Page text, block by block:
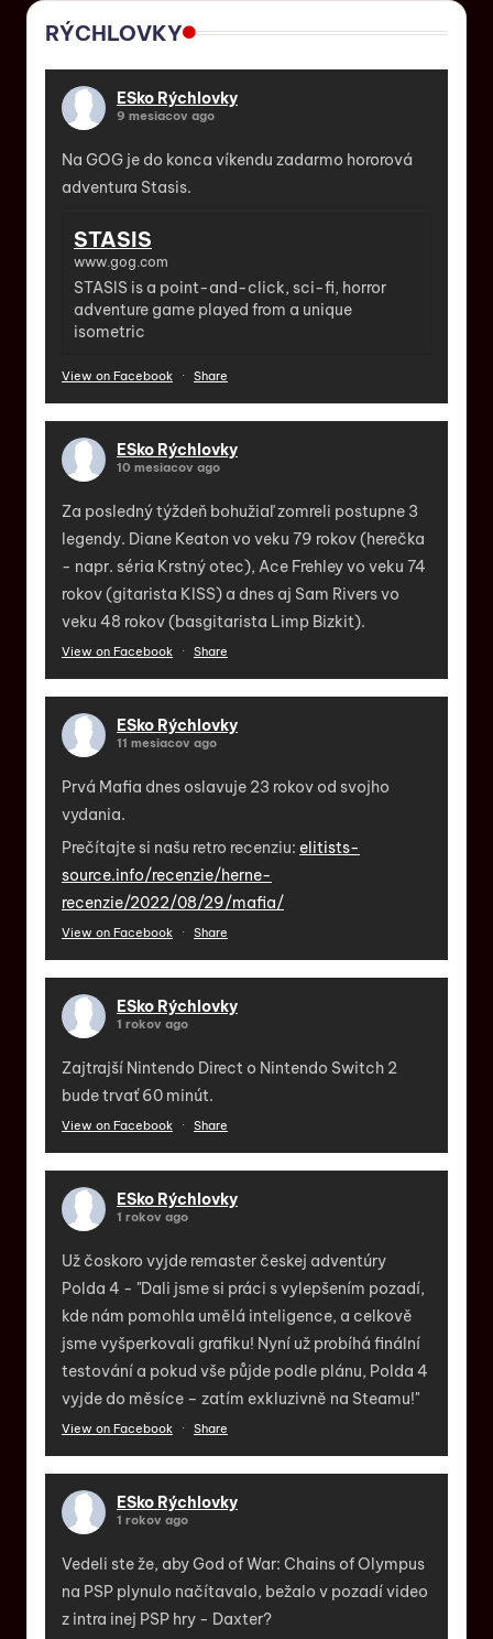
RÝCHLOVKY
ESko Rýchlovky
9 mesiacov ago
Na GOG je do konca víkendu zadarmo hororová
adventura Stasis.
STASIS
www.gog.com
STASIS is a point-and-click, sci-fi, horror
adventure game played from a unique
isometric
View on Facebook · Share
ESko Rýchlovky
10 mesiacov ago
Za posledný týždeň bohužiaľ zomreli postupne 3
legendy. Diane Keaton vo veku 79 rokov (herečka
- napr. séria Krstný otec), Ace Frehley vo veku 74
rokov (gitarista KISS) a dnes aj Sam Rivers vo
veku 48 rokov (basgitarista Limp Bizkit).
View on Facebook · Share
ESko Rýchlovky
11 mesiacov ago
Prvá Mafia dnes oslavuje 23 rokov od svojho
vydania.
Prečítajte si našu retro recenziu: elitists-
source.info/recenzie/herne-
recenzie/2022/08/29/mafia/
View on Facebook · Share
ESko Rýchlovky
1 rokov ago
Zajtrajší Nintendo Direct o Nintendo Switch 2
bude trvať 60 minút.
View on Facebook · Share
ESko Rýchlovky
1 rokov ago
Už čoskoro vyjde remaster českej adventúry
Polda 4 - "Dali jsme si práci s vylepšením pozadí,
kde nám pomohla umělá inteligence, a celkově
jsme vyšperkovali grafiku! Nyní už probíhá finální
testování a pokud vše půjde podle plánu, Polda 4
vyjde do měsíce – zatím exkluzivně na Steamu!"
View on Facebook · Share
ESko Rýchlovky
1 rokov ago
Vedeli ste že, aby God of War: Chains of Olympus
na PSP plynulo načítavalo, bežalo v pozadí video
z intra inej PSP hry - Daxter?